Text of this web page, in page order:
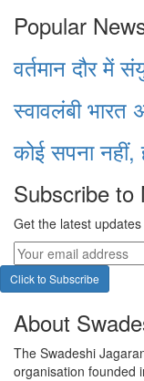
Popular
वर्तमान दौर में
स्वावलंबी भारत
कोई सपना
Subscribe to
Get the latest
Click to Subscribe
About
The Swadeshi
organisation founded